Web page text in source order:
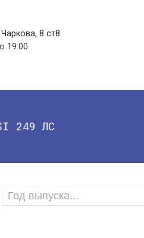
8 ст8
19:00
249 ЛС